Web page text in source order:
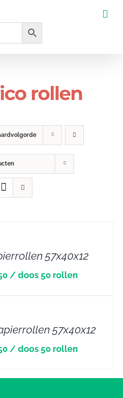
rollen
57x40x12
/ doos 50 rollen
57x40x12
/ doos 50 rollen